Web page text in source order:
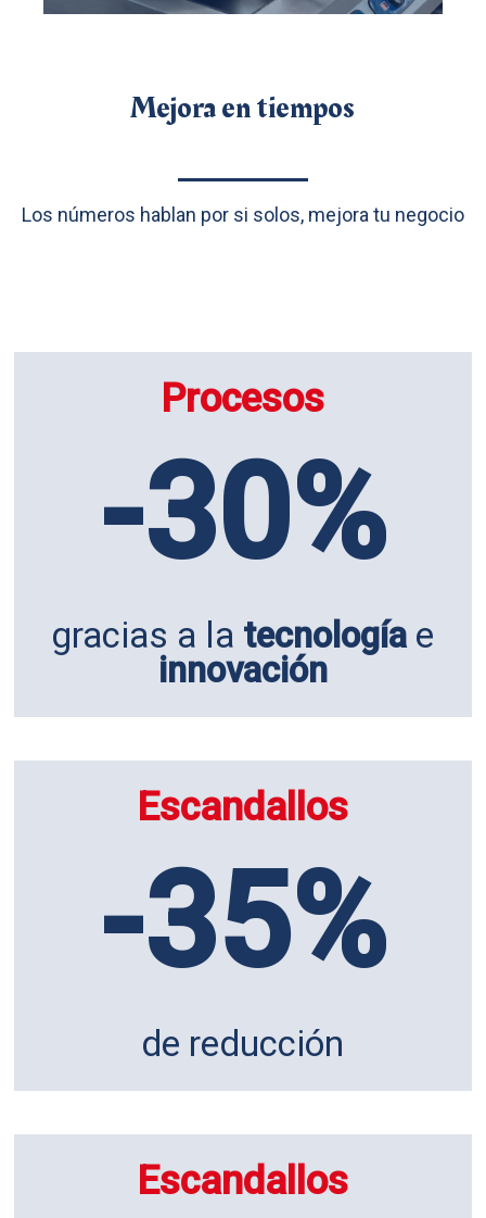
Mejora en tiempos
Los números hablan por si solos, mejora tu negocio
Procesos
-30%
gracias a la tecnologíae
innovación
Escandallos
-35%
de reducción
Escandallos